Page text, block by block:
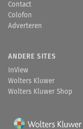
Contact
Colofon
Adverteren
ANDERE SITES
InView
Wolters Kluwer
Wolters Kluwer Shop